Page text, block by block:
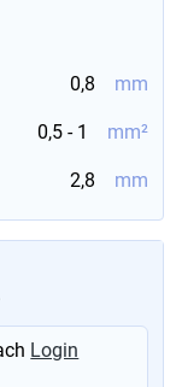
0,8 mm
0,5 - 1 mm²
2,8 mm
Login